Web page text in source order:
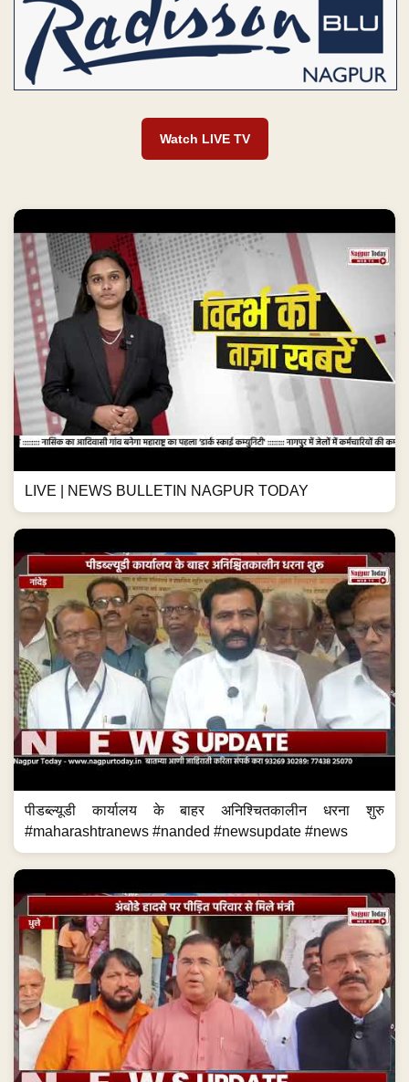
Watch LIVE TV
LIVE | NEWS BULLETIN NAGPUR TODAY
पीडब्ल्यूडी कार्यालय के बाहर अनिश्चितकालीन धरना शुरु
#maharashtranews #nanded #newsupdate #news